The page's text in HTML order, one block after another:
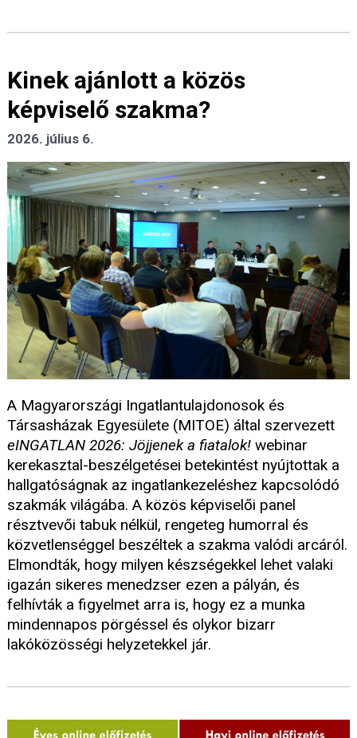
Kinek ajánlott a közös
képviselő szakma?
2026. július 6.
A Magyarországi Ingatlantulajdonosok és
Társasházak Egyesülete (MITOE) által szervezett
eINGATLAN 2026: Jöjjenek a fiatalok! webinar
kerekasztal-beszélgetései betekintést nyújtottak a
hallgatóságnak az ingatlankezeléshez kapcsolódó
szakmák világába. A közös képviselői panel
résztvevői tabuk nélkül, rengeteg humorral és
közvetlenséggel beszéltek a szakma valódi arcáról.
Elmondták, hogy milyen készségekkel lehet valaki
igazán sikeres menedzser ezen a pályán, és
felhívták a figyelmet arra is, hogy ez a munka
mindennapos pörgéssel és olykor bizarr
lakóközösségi helyzetekkel jár.